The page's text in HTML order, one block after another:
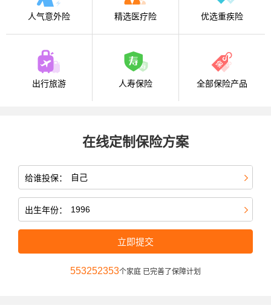
人气意外险 精选医疗险 优选重疾险
出行旅游 人寿保险 全部保险产品
在线定制保险方案
给谁投保：
出生年份：
立即提交
553252353个家庭 已完善了保障计划